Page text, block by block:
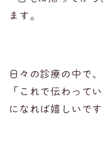
ます。
日々の診療の中で、
「これで伝わって
になれば嬉しいです